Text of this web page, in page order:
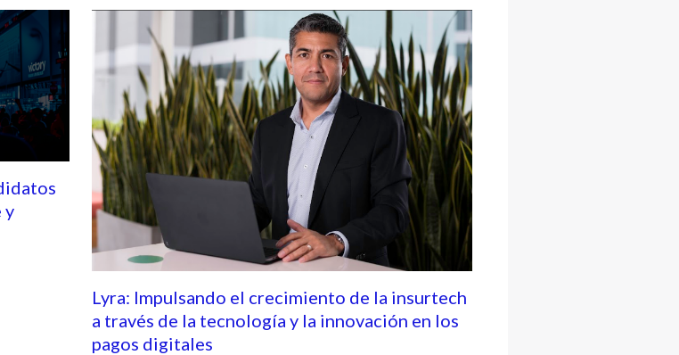
y
Lyra: Impulsando el crecimiento de la insurtech
a través de la tecnología y la innovación en los
pagos digitales